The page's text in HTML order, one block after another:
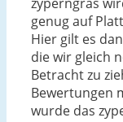
genug auf
Hier gilt es
die wir gleich
Betracht zu
Bewertungen
wurde das